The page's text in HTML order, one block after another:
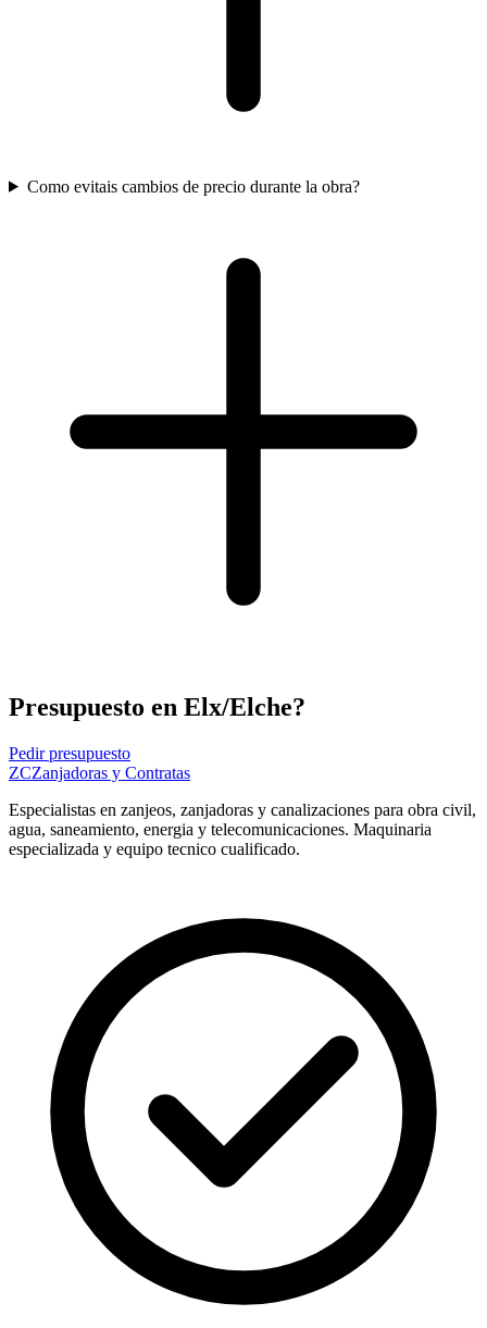
Como evitais cambios de precio durante la obra?
Presupuesto en Elx/Elche?
Pedir presupuesto
ZCZanjadoras y Contratas
Especialistas en zanjeos, zanjadoras y canalizaciones para obra civil,
agua, saneamiento, energia y telecomunicaciones. Maquinaria
especializada y equipo tecnico cualificado.